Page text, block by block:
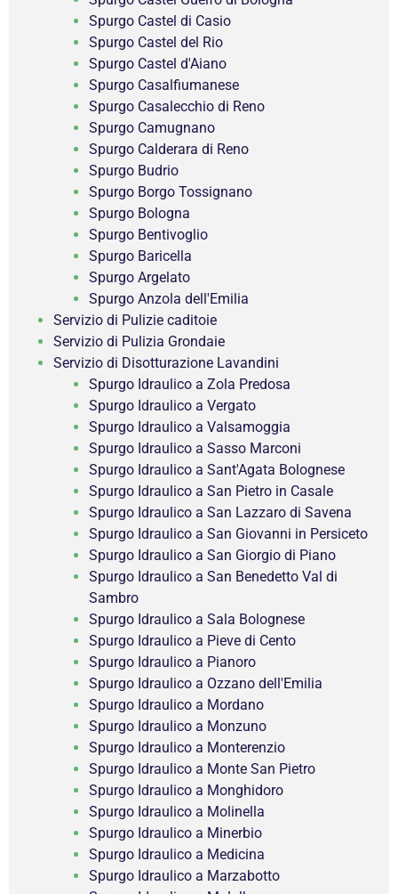
Spurgo Castel di Casio
Spurgo Castel del Rio
Spurgo Castel d'Aiano
Spurgo Casalfiumanese
Spurgo Casalecchio di Reno
Spurgo Camugnano
Spurgo Calderara di Reno
Spurgo Budrio
Spurgo Borgo Tossignano
Spurgo Bologna
Spurgo Bentivoglio
Spurgo Baricella
Spurgo Argelato
Spurgo Anzola dell'Emilia
Servizio di Pulizie caditoie
Servizio di Pulizia Grondaie
Servizio di Disotturazione Lavandini
Spurgo Idraulico a Zola Predosa
Spurgo Idraulico a Vergato
Spurgo Idraulico a Valsamoggia
Spurgo Idraulico a Sasso Marconi
Spurgo Idraulico a Sant'Agata Bolognese
Spurgo Idraulico a San Pietro in Casale
Spurgo Idraulico a San Lazzaro di Savena
Spurgo Idraulico a San Giovanni in Persiceto
Spurgo Idraulico a San Giorgio di Piano
Spurgo Idraulico a San Benedetto Val di
Sambro
Spurgo Idraulico a Sala Bolognese
Spurgo Idraulico a Pieve di Cento
Spurgo Idraulico a Pianoro
Spurgo Idraulico a Ozzano dell'Emilia
Spurgo Idraulico a Mordano
Spurgo Idraulico a Monzuno
Spurgo Idraulico a Monterenzio
Spurgo Idraulico a Monte San Pietro
Spurgo Idraulico a Monghidoro
Spurgo Idraulico a Molinella
Spurgo Idraulico a Minerbio
Spurgo Idraulico a Medicina
Spurgo Idraulico a Marzabotto